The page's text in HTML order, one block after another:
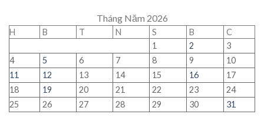
Tháng Năm 2026
H B T N S B
C
1
2
3
4
5 6 7 8 9
10
11
12 13 14 15 16
17
18
19 20 21 22 23
24
25
26 27 28 29 30 31